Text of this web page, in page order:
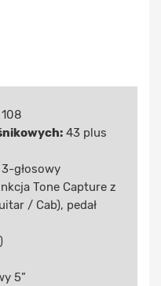
108
43 plus
głosowy
Tone Capture z
/ Cab), pedał
5”